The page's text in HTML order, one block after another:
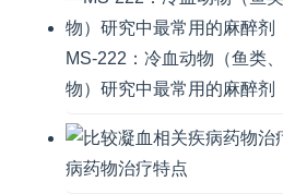
MS-222：冷血动物（鱼类
物）研究中最常用的麻醉剂
病药物治疗特点